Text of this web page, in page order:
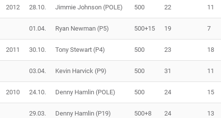
2012 28.10. Jimmie Johnson (POLE) 500 22 11
01.04. Ryan Newman (P5) 500+15 19 7
2011 30.10. Tony Stewart (P4) 500 23 18
03.04. Kevin Harvick (P9) 500 31 11
2010 24.10. Denny Hamlin (POLE) 500 24 15
29.03. Denny Hamlin (P19) 500+8 24 13